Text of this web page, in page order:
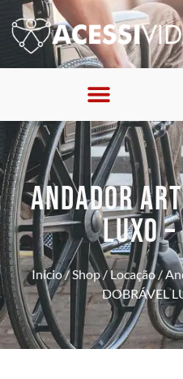
ANDADOR
LUXO
Início/ Shop/Locação/
DOBRÁVEL